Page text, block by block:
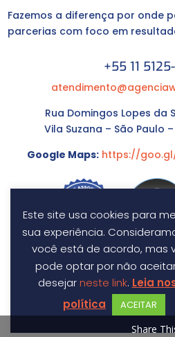
Fazemos a diferença por onde
parcerias com foco em
+55 11
Rua Domingos Lopes da
Vila Suzana – São Paulo –
Google Maps: https://goo.gl/
Todos os direitos reservados. ©
Este site usa cookies para
sua experiência.
você está de acordo, mas
pode optar por não
desejarneste link. Leia
política
ACEITAR
Share